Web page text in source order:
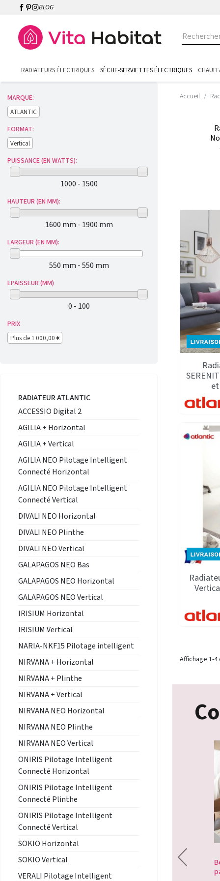
BLOG
RADIATEURS ÉLECTRIQUES SÈCHE-SERVIETTES ÉLECTRIQUES
MARQUE:
ATLANTIC
FORMAT:
Vertical
PUISSANCE (EN WATTS):
1000 - 1500
HAUTEUR (EN MM):
1600 mm - 1900 mm
LARGEUR (EN MM):
550 mm - 550 mm
EPAISSEUR (MM)
0 - 100
PRIX
Plus de 1 000,00 €
RADIATEUR ATLANTIC
ACCESSIO Digital 2
AGILIA + Horizontal
AGILIA + Vertical
AGILIA NEO Pilotage Intelligent
Connecté Horizontal
AGILIA NEO Pilotage Intelligent
Connecté Vertical
DIVALI NEO Horizontal
DIVALI NEO Plinthe
DIVALI NEO Vertical
GALAPAGOS NEO Bas
GALAPAGOS NEO Horizontal
GALAPAGOS NEO Vertical
IRISIUM Horizontal
IRISIUM Vertical
NARIA-NKF15 Pilotage intelligent
NIRVANA + Horizontal
NIRVANA + Plinthe
NIRVANA + Vertical
NIRVANA NEO Horizontal
NIRVANA NEO Plinthe
NIRVANA NEO Vertical
ONIRIS Pilotage Intelligent
Connecté Horizontal
ONIRIS Pilotage Intelligent
Connecté Plinthe
ONIRIS Pilotage Intelligent
Connecté Vertical
SOKIO Horizontal
SOKIO Vertical
VERALI Pilotage Intelligent
Accueil
Affichage 1-
avec le bridge
Sèche-serviettes Acova VERSUS,
l’alliance parfaite du savoir-faire et
Radiateur- 22/04/2020